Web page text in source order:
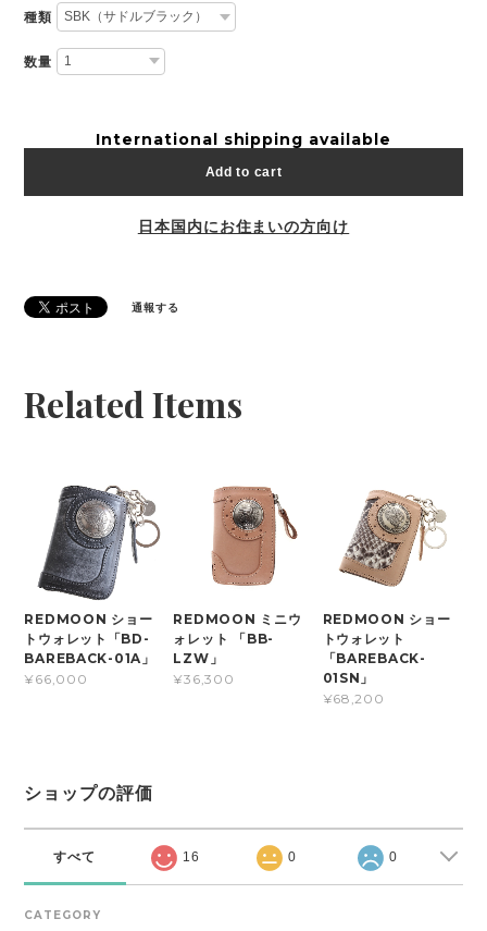
種類
数量
International shipping available
Add to cart
日本国内にお住まいの方向け
通報する
Related Items
REDMOON ショー
トウォレット「BD-
BAREBACK-01A」
¥66,000
REDMOON ミニウ
ォレット 「BB-
LZW」
¥36,300
REDMOON ショー
トウォレット
「BAREBACK-
01SN」
¥68,200
ショップの評価
すべて 16 0 0
CATEGORY